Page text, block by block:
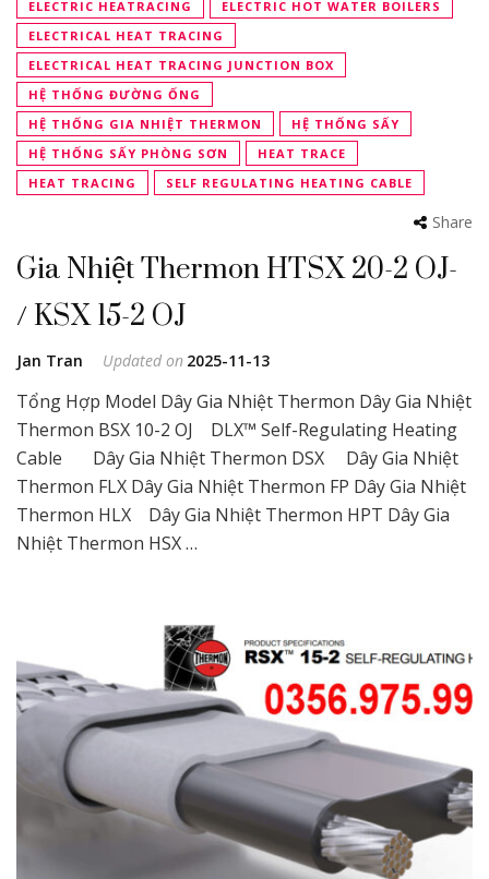
ELECTRIC HEATRACING
ELECTRIC HOT WATER BOILERS
ELECTRICAL HEAT TRACING
ELECTRICAL HEAT TRACING JUNCTION BOX
HỆ THỐNG ĐƯỜNG ỐNG
HỆ THỐNG GIA NHIỆT THERMON
HỆ THỐNG SẤY
HỆ THỐNG SẤY PHÒNG SƠN
HEAT TRACE
HEAT TRACING
SELF REGULATING HEATING CABLE
Share
Gia Nhiệt Thermon HTSX 20-2 OJ-
/ KSX 15-2 OJ
Jan Tran Updated on 2025-11-13
Tổng Hợp Model Dây Gia Nhiệt Thermon Dây Gia Nhiệt
Thermon BSX 10-2 OJ DLX™ Self-Regulating Heating
Cable Dây Gia Nhiệt Thermon DSX Dây Gia Nhiệt
Thermon FLX Dây Gia Nhiệt Thermon FP Dây Gia Nhiệt
Thermon HLX Dây Gia Nhiệt Thermon HPT Dây Gia
Nhiệt Thermon HSX …